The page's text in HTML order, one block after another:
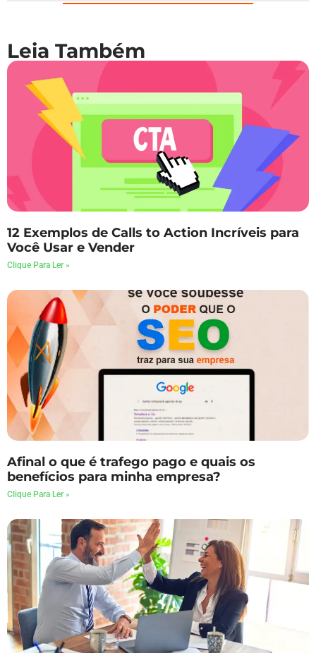
12 Exemplos de Calls to Action Incríveis para
Você Usar e Vender
Clique Para Ler »
Afinal o que é trafego pago e quais os
benefícios para minha empresa?
Clique Para Ler »
Leia Também